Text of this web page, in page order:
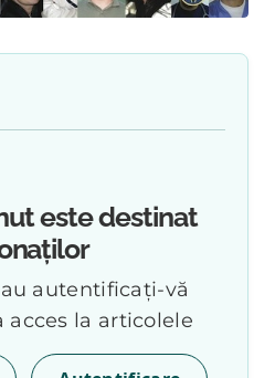
este destinat
autentificați-vă
acces la articolele